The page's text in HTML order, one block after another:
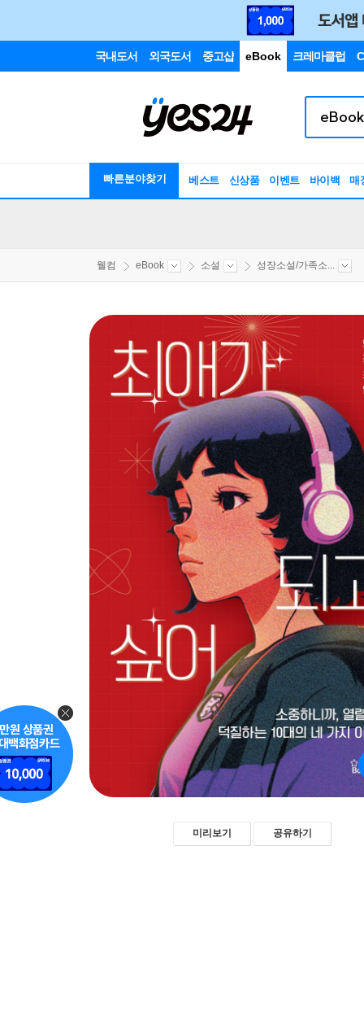
국내도서 외국도서 중고샵 eBook 크레마클럽
빠른분야찾기 베스트 신상품 이벤트 바이백 매
웰컴 eBook 소설 성장소설/가족소...
미리보기 공유하기